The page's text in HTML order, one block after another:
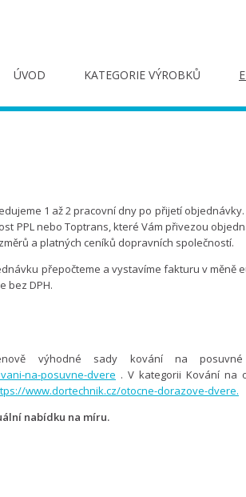
ÚVOD KATEGORIE VÝROBKŮ
1 až 2 pracovní dny po přijetí
PPL nebo Toptrans, které Vám přivezou
a platných ceníků dopravních společností.
přepočteme a vystavíme fakturu v měně
bez DPH.
výhodné sady kování na
na-posuvne-dvere . V kategorii Kování na
www.dortechnik.cz/otocne-dorazove-dvere.
nabídku na míru.